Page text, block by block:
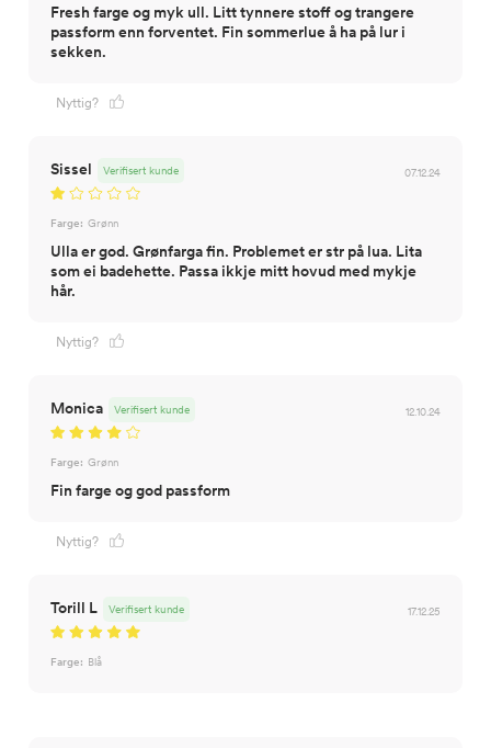
Fresh farge og myk ull. Litt tynnere stoff og trangere
passform enn forventet. Fin sommerlue å ha på lur i
sekken.
Nyttig?
Sissel 07.12.24
Verifisert kunde
Farge: Grønn
Ulla er god. Grønfarga fin. Problemet er str på lua. Lita
som ei badehette. Passa ikkje mitt hovud med mykje
hår.
Nyttig?
Monica 12.10.24
Verifisert kunde
Farge: Grønn
Fin farge og god passform
Nyttig?
Torill L 17.12.25
Verifisert kunde
Farge: Blå